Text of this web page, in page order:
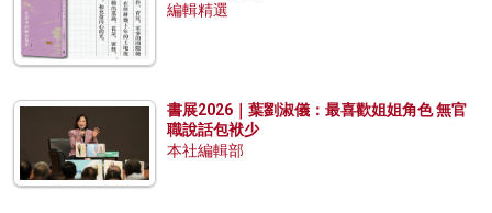
編輯精選
書展2026｜葉劉淑儀：最喜歡姐姐角色 無官
職說話包袱少
本社編輯部